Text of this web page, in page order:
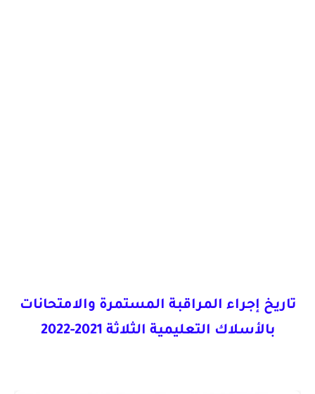
تاريخ إجراء المراقبة المستمرة والامتحانات
بالأسلاك التعليمية الثلاثة 2021-2022